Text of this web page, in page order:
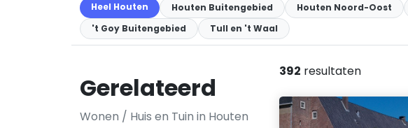
Heel Houten Houten Buitengebied Houten Noord-Oost
't Goy Buitengebied
Tull en 't Waal
Gerelateerd
Wonen / Huis en Tuin in Houten
392 resultaten